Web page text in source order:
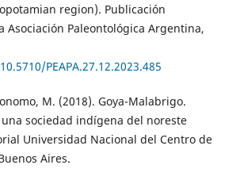
region). Publicación
Asociación Paleontológica Argentina,
PEAPA.27.12.2023.485
M. (2018). Goya-Malabrigo.
sociedad indígena del noreste
Universidad Nacional del Centro de
Aires.